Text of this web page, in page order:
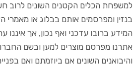
למשפחת הכלים הקטנים השונים לרוב
בנזין ומפרסמים אותם בבלוג או מאמרי
המידע ברובו עדכני ואף נכון, אך איננו
אתרנו מפרסם מוצרים למען ובשם
והיבואנים השונים אם ביוזמתם ואם